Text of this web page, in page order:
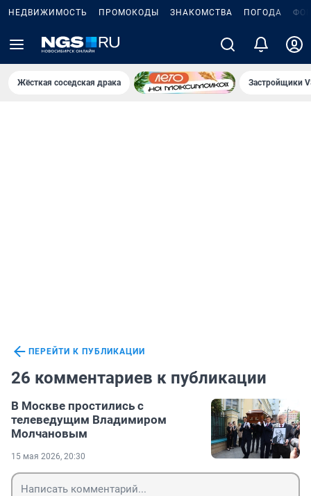
НЕДВИЖИМОСТЬ ПРОМОКОДЫ ЗНАКОМСТВА ПОГОДА
Жёсткая соседская драка Застройщики
ПЕРЕЙТИ К ПУБЛИКАЦИИ
26 комментариев к публикации
В Москве простились с
телеведущим Владимиром
Молчановым
15 мая 2026, 20:30